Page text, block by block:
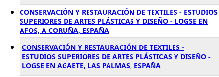
CONSERVACIÓN Y RESTAURACIÓN DE TEXTILES - ESTUDIOS
SUPERIORES DE ARTES PLÁSTICAS Y DISEÑO - LOGSE EN
AFOS, A CORUÑA, ESPAÑA
CONSERVACIÓN Y RESTAURACIÓN DE TEXTILES -
ESTUDIOS SUPERIORES DE ARTES PLÁSTICAS Y DISEÑO -
LOGSE EN AGAETE, LAS PALMAS, ESPAÑA